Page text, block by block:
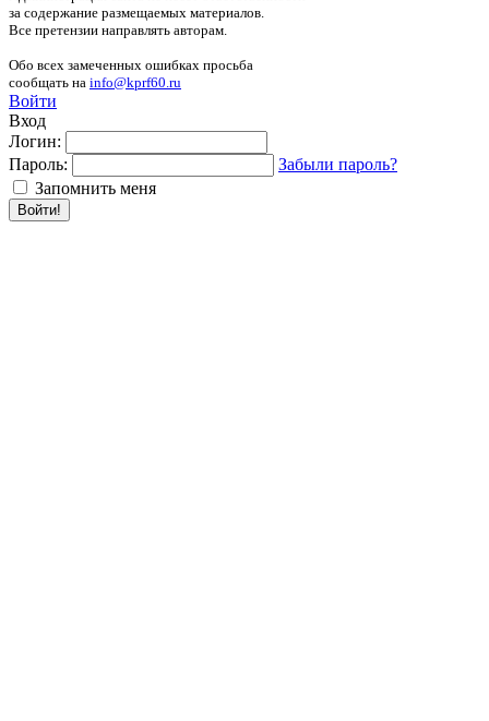
за содержание размещаемых материалов.
Все претензии направлять авторам.
Обо всех замеченных ошибках просьба
сообщать на info@kprf60.ru
Войти
Вход
Логин:
Пароль:
Забыли пароль?
Запомнить меня